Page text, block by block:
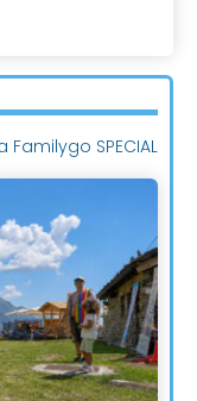
Familygo SPECIAL